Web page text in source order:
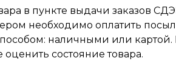
в пункте выдачи заказов
необходимо оплатить
наличными или картой.
состояние товара.